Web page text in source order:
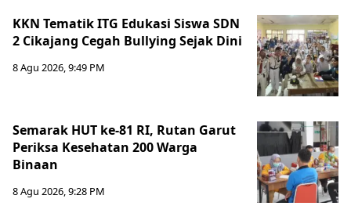
KKN Tematik ITG Edukasi Siswa SDN
2 Cikajang Cegah Bullying Sejak Dini
8 Agu 2026, 9:49 PM
Semarak HUT ke-81 RI, Rutan Garut
Periksa Kesehatan 200 Warga
Binaan
8 Agu 2026, 9:28 PM